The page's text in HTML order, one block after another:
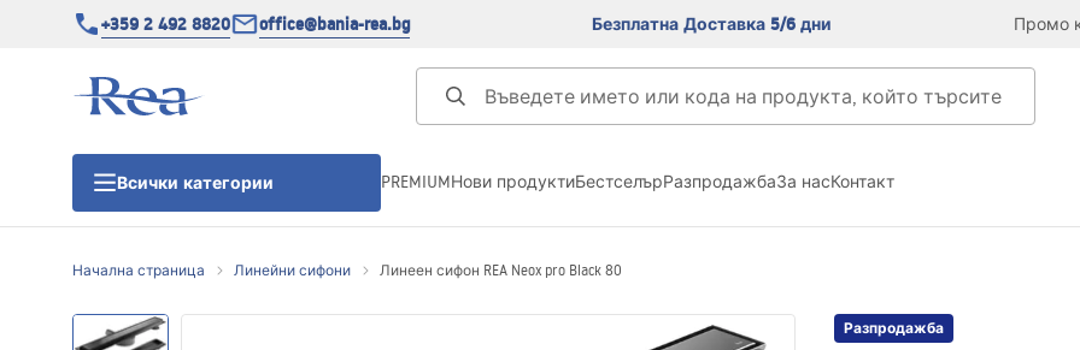
+359 2 492 8820 office@bania-rea.bg Безплатна Доставка 5/6 дни Промо
Всички категории PREMIUMНови продуктиБестселърРазпродажбаЗа насКонтакт
Начална страница Линейни сифони Линеен сифон REA Neox pro Black 80
Разпродажба